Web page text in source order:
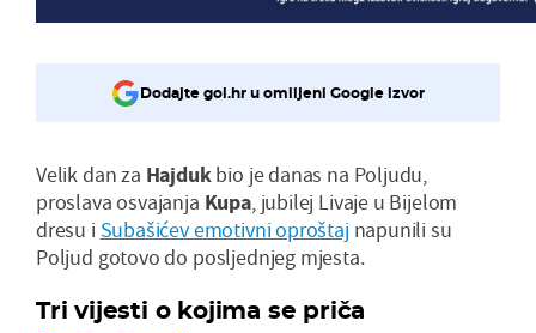
Dodajte gol.hr u omiljeni Google izvor
Velik dan za Hajdukbio je danas na Poljudu,
proslava osvajanja Kupa, jubilej Livaje u Bijelom
dresu i Subašićev emotivni oproštajnapunili su
Poljud gotovo do posljednjeg mjesta.
Tri vijesti o kojima se priča